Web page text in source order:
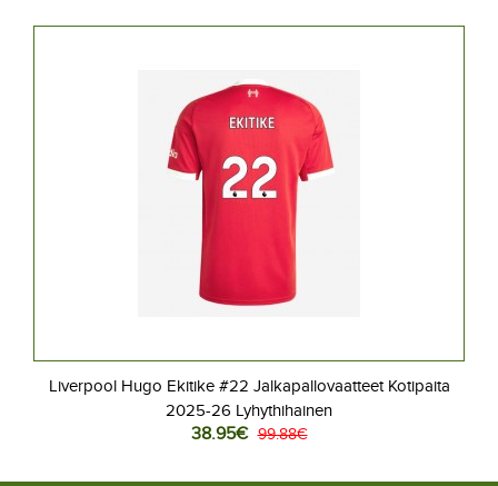
Liverpool Hugo Ekitike #22 Jalkapallovaatteet Kotipaita
2025-26 Lyhythihainen
38.95€ 99.88€